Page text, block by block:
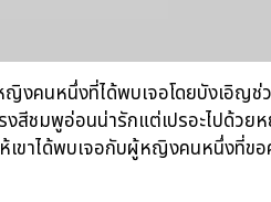
ญิงคนหนึ่งที่ได้พบเจอโดยบังเอิญ
ชมพูอ่อนน่ารักแต่เปรอะไปด้วย
ขาได้พบเจอกับผู้หญิงคนหนึ่งที่ข